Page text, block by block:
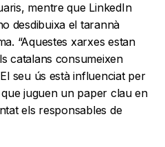
mentre que LinkedIn
desdibuixa el tarannà
“Aquestes xarxes estan
catalans consumeixen
seu ús està influenciat per
juguen un paper clau en
els responsables de